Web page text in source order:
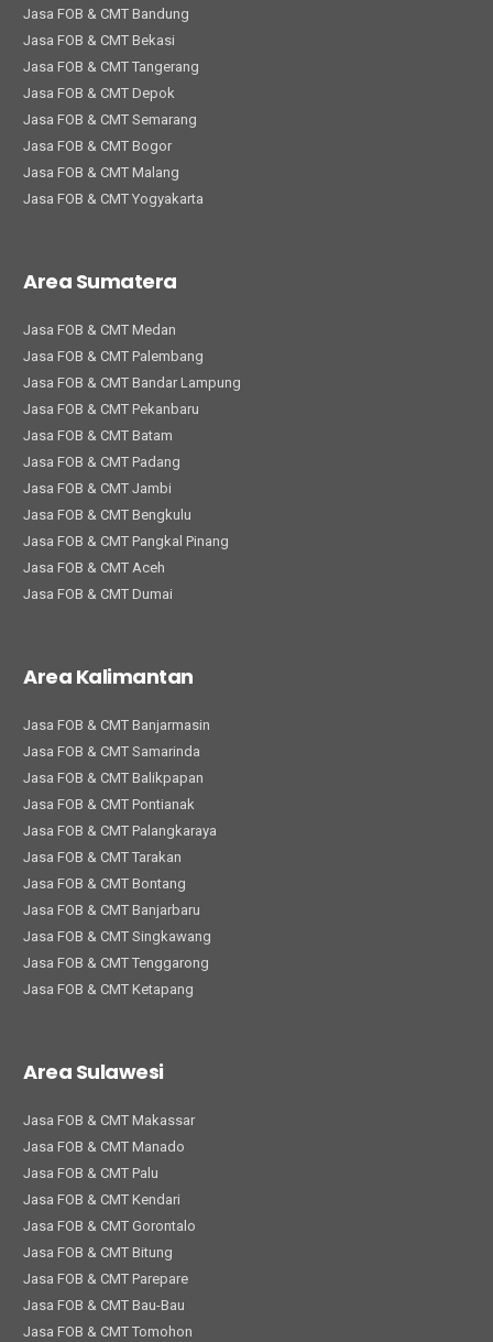
Jasa FOB & CMT Bandung
Jasa FOB & CMT Bekasi
Jasa FOB & CMT Tangerang
Jasa FOB & CMT Depok
Jasa FOB & CMT Semarang
Jasa FOB & CMT Bogor
Jasa FOB & CMT Malang
Jasa FOB & CMT Yogyakarta
Area Sumatera
Jasa FOB & CMT Medan
Jasa FOB & CMT Palembang
Jasa FOB & CMT Bandar Lampung
Jasa FOB & CMT Pekanbaru
Jasa FOB & CMT Batam
Jasa FOB & CMT Padang
Jasa FOB & CMT Jambi
Jasa FOB & CMT Bengkulu
Jasa FOB & CMT Pangkal Pinang
Jasa FOB & CMT Aceh
Jasa FOB & CMT Dumai
Area Kalimantan
Jasa FOB & CMT Banjarmasin
Jasa FOB & CMT Samarinda
Jasa FOB & CMT Balikpapan
Jasa FOB & CMT Pontianak
Jasa FOB & CMT Palangkaraya
Jasa FOB & CMT Tarakan
Jasa FOB & CMT Bontang
Jasa FOB & CMT Banjarbaru
Jasa FOB & CMT Singkawang
Jasa FOB & CMT Tenggarong
Jasa FOB & CMT Ketapang
Area Sulawesi
Jasa FOB & CMT Makassar
Jasa FOB & CMT Manado
Jasa FOB & CMT Palu
Jasa FOB & CMT Kendari
Jasa FOB & CMT Gorontalo
Jasa FOB & CMT Bitung
Jasa FOB & CMT Parepare
Jasa FOB & CMT Bau-Bau
Jasa FOB & CMT Tomohon